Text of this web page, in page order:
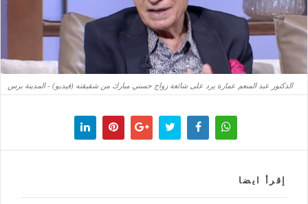
الدكتور عبد المنعم عمارة يرد على شائعة زواج حسني مبارك من شقيقته (فيديو) - المدينة برس
إقرأ ايضا